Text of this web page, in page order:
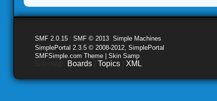
SMF 2.0.15 SMF © 2013 Simple Machines
SimplePortal 2.3.5 © 2008-2012, SimplePortal
SMFSimple.com Theme | Skin Samp
Boards Topics XML